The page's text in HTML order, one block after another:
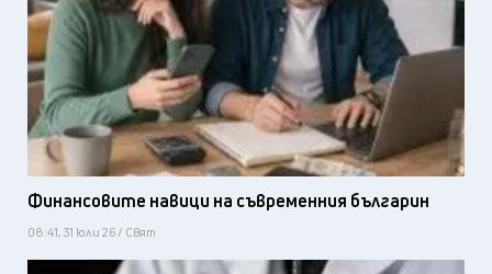
Финансовите навици на съвременния българин
08:41, 31 юли 26 / Свят